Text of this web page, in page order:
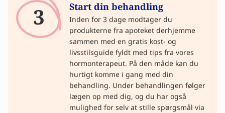
3 Start din behandling
Inden for 3 dage modtager du
produkterne fra apoteket derhjemme
sammen med en gratis kost- og
livsstilsguide fyldt med tips fra vores
hormonterapeut. På den måde kan du
hurtigt komme i gang med din
behandling. Under behandlingen følger
lægen op med dig, og du har også
mulighed for selv at stille spørgsmål via